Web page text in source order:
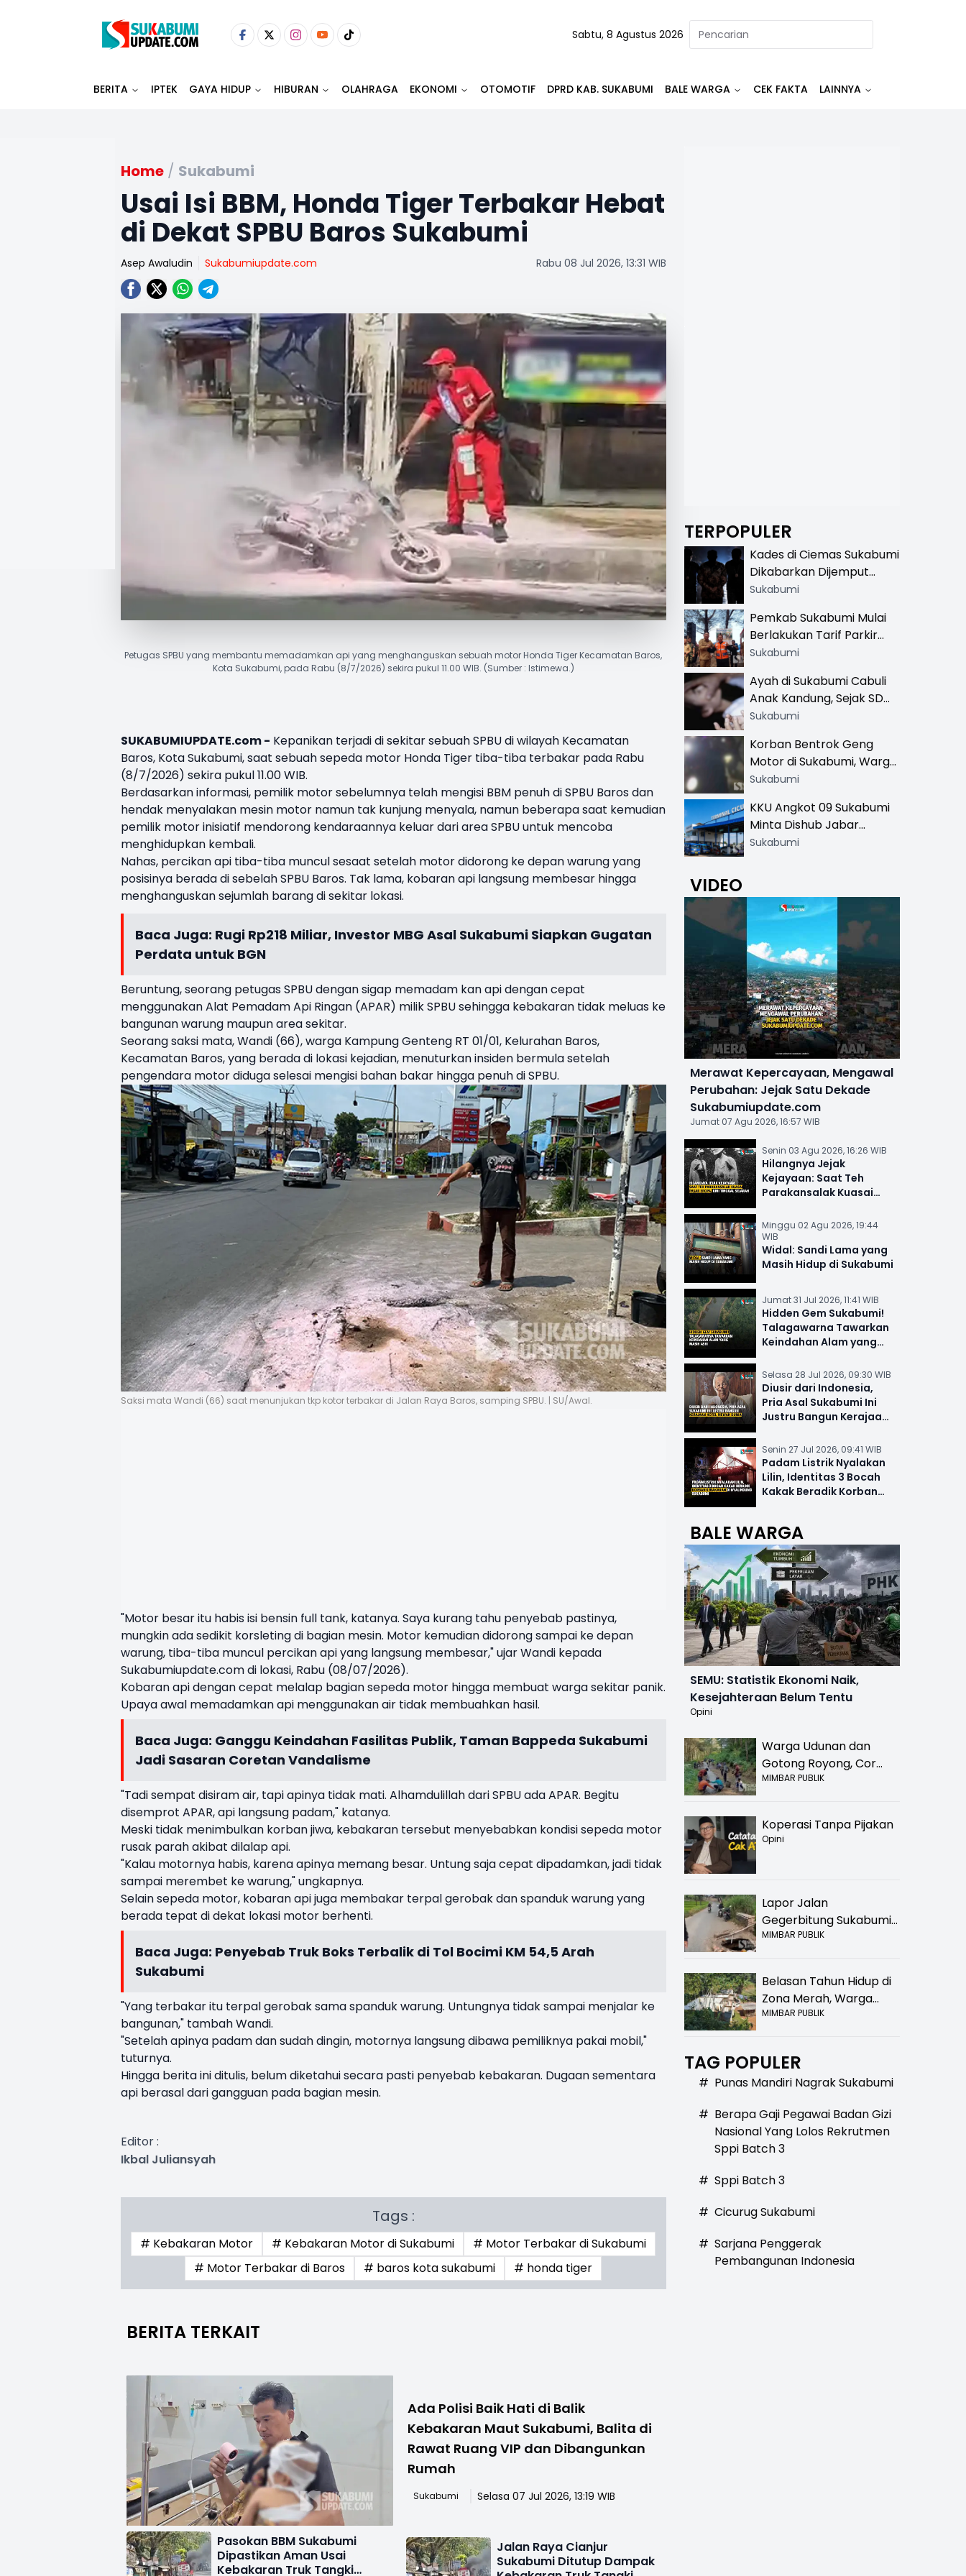
Sabtu, 8 Agustus 2026
BERITA IPTEK GAYA HIDUP HIBURAN OLAHRAGA EKONOMI OTOMOTIF DPRD KAB. SUKABUMI BALE WARGA CEK FAKTA LAINNYA
Home / Sukabumi
Usai Isi BBM, Honda Tiger Terbakar Hebat
di Dekat SPBU Baros Sukabumi
Asep Awaludin Sukabumiupdate.com Rabu 08 Jul 2026, 13:31 WIB
Petugas SPBU yang membantu memadamkan api yang menghanguskan sebuah motor Honda Tiger Kecamatan Baros,
Kota Sukabumi, pada Rabu (8/7/2026) sekira pukul 11.00 WIB. (Sumber : Istimewa.)
SUKABUMIUPDATE.com - Kepanikan terjadi di sekitar sebuah SPBU di wilayah Kecamatan
Baros, Kota Sukabumi, saat sebuah sepeda motor Honda Tiger tiba-tiba terbakar pada Rabu
(8/7/2026) sekira pukul 11.00 WIB.
Berdasarkan informasi, pemilik motor sebelumnya telah mengisi BBM penuh di SPBU Baros dan
hendak menyalakan mesin motor namun tak kunjung menyala, namun beberapa saat kemudian
pemilik motor inisiatif mendorong kendaraannya keluar dari area SPBU untuk mencoba
menghidupkan kembali.
Nahas, percikan api tiba-tiba muncul sesaat setelah motor didorong ke depan warung yang
posisinya berada di sebelah SPBU Baros. Tak lama, kobaran api langsung membesar hingga
menghanguskan sejumlah barang di sekitar lokasi.
Baca Juga: Rugi Rp218 Miliar, Investor MBG Asal Sukabumi Siapkan Gugatan
Perdata untuk BGN
Beruntung, seorang petugas SPBU dengan sigap memadam kan api dengan cepat
menggunakan Alat Pemadam Api Ringan (APAR) milik SPBU sehingga kebakaran tidak meluas ke
bangunan warung maupun area sekitar.
Seorang saksi mata, Wandi (66), warga Kampung Genteng RT 01/01, Kelurahan Baros,
Kecamatan Baros, yang berada di lokasi kejadian, menuturkan insiden bermula setelah
pengendara motor diduga selesai mengisi bahan bakar hingga penuh di SPBU.
Saksi mata Wandi (66) saat menunjukan tkp kotor terbakar di Jalan Raya Baros, samping SPBU. | SU/Awal.
"Motor besar itu habis isi bensin full tank, katanya. Saya kurang tahu penyebab pastinya,
mungkin ada sedikit korsleting di bagian mesin. Motor kemudian didorong sampai ke depan
warung, tiba-tiba muncul percikan api yang langsung membesar," ujar Wandi kepada
Sukabumiupdate.com di lokasi, Rabu (08/07/2026).
Kobaran api dengan cepat melalap bagian sepeda motor hingga membuat warga sekitar panik.
Upaya awal memadamkan api menggunakan air tidak membuahkan hasil.
Baca Juga: Ganggu Keindahan Fasilitas Publik, Taman Bappeda Sukabumi
Jadi Sasaran Coretan Vandalisme
"Tadi sempat disiram air, tapi apinya tidak mati. Alhamdulillah dari SPBU ada APAR. Begitu
disemprot APAR, api langsung padam," katanya.
Meski tidak menimbulkan korban jiwa, kebakaran tersebut menyebabkan kondisi sepeda motor
rusak parah akibat dilalap api.
"Kalau motornya habis, karena apinya memang besar. Untung saja cepat dipadamkan, jadi tidak
sampai merembet ke warung," ungkapnya.
Selain sepeda motor, kobaran api juga membakar terpal gerobak dan spanduk warung yang
berada tepat di dekat lokasi motor berhenti.
Baca Juga: Penyebab Truk Boks Terbalik di Tol Bocimi KM 54,5 Arah
Sukabumi
"Yang terbakar itu terpal gerobak sama spanduk warung. Untungnya tidak sampai menjalar ke
bangunan," tambah Wandi.
"Setelah apinya padam dan sudah dingin, motornya langsung dibawa pemiliknya pakai mobil,"
tuturnya.
Hingga berita ini ditulis, belum diketahui secara pasti penyebab kebakaran. Dugaan sementara
api berasal dari gangguan pada bagian mesin.
Editor :
Ikbal Juliansyah
Tags :
# Kebakaran Motor # Kebakaran Motor di Sukabumi
# Motor Terbakar di Sukabumi
# Motor Terbakar di Baros
# baros kota sukabumi # honda tiger
BERITA TERKAIT
Ada Polisi Baik Hati di Balik
Kebakaran Maut Sukabumi, Balita di
Rawat Ruang VIP dan Dibangunkan
Rumah
Sukabumi Selasa 07 Jul 2026, 13:19 WIB
Pasokan BBM Sukabumi
Dipastikan Aman Usai
Kebakaran Truk Tangki
Jalan Raya Cianjur
Sukabumi Ditutup Dampak
TERPOPULER
Kades di Ciemas Sukabumi
Dikabarkan Dijemput
Satnarkoba, Polisi
Sukabumi
Pemkab Sukabumi Mulai
Berlakukan Tarif Parkir
Resmi di 13 Lokasi Wisata,
Khusus
Sukabumi
Ayah di Sukabumi Cabuli
Anak Kandung, Sejak SD
Hingga SMA
Sukabumi
Korban Bentrok Geng
Motor di Sukabumi, Warga
dan Sopir Tangki
Sukabumi
KKU Angkot 09 Sukabumi
Minta Dishub Jabar
Tertibkan Trayek Ciawi-
Sukabumi
VIDEO
Merawat Kepercayaan, Mengawal
Perubahan: Jejak Satu Dekade
Sukabumiupdate.com
Jumat 07 Agu 2026, 16:57 WIB
Senin 03 Agu 2026, 16:26 WIB
Hilangnya Jejak
Kejayaan: Saat Teh
Parakansalak Kuasai
Sejarah
Minggu 02 Agu 2026, 19:44
WIB
Widal: Sandi Lama yang
Masih Hidup di Sukabumi
Jumat 31 Jul 2026, 11:41 WIB
Hidden Gem Sukabumi!
Talagawarna Tawarkan
Keindahan Alam yang
Selasa 28 Jul 2026, 09:30 WIB
Diusir dari Indonesia,
Pria Asal Sukabumi Ini
Justru Bangun Kerajaan
Senin 27 Jul 2026, 09:41 WIB
Padam Listrik Nyalakan
Lilin, Identitas 3 Bocah
Kakak Beradik Korban
BALE WARGA
SEMU: Statistik Ekonomi Naik,
Kesejahteraan Belum Tentu
Opini
Warga Udunan dan
Gotong Royong, Cor
Jalan Hancur di
MIMBAR PUBLIK
Koperasi Tanpa Pijakan
Opini
Lapor Jalan
Gegerbitung Sukabumi
Bolong! Bahaya Bagi
MIMBAR PUBLIK
Belasan Tahun Hidup di
Zona Merah, Warga
Kampung Nangewer
Relokasi
MIMBAR PUBLIK
TAG POPULER
# Punas Mandiri Nagrak Sukabumi
# Berapa Gaji Pegawai Badan Gizi
Nasional Yang Lolos Rekrutmen
Sppi Batch 3
# Sppi Batch 3
# Cicurug Sukabumi
# Sarjana Penggerak
Pembangunan Indonesia